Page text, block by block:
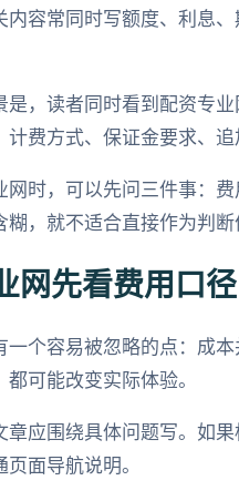
内容常同时写额度、利息
是，读者同时看到配资专
计费方式、保证金要求、追
网时，可以先问三件事：
糊，就不适合直接作为判断
网先看费用口径
一个容易被忽略的点：成
可能改变实际体验。
章应围绕具体问题写。如
面导航说明。